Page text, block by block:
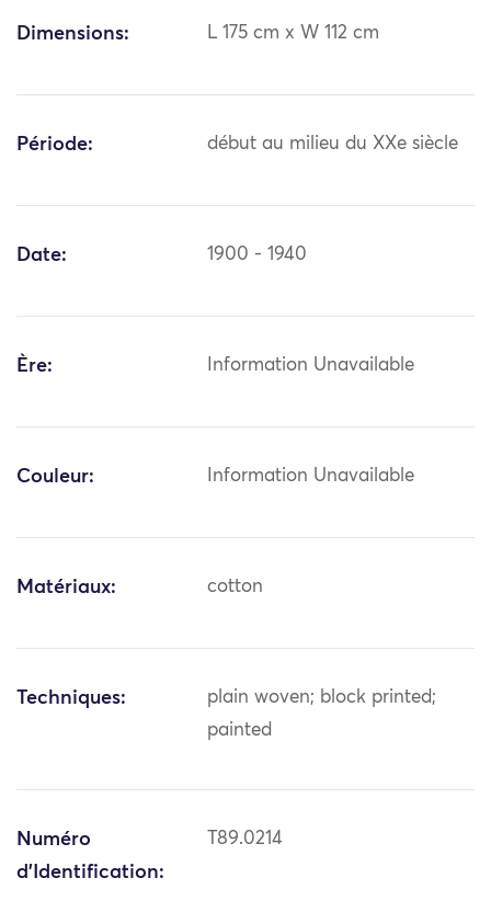
Dimensions: L 175 cm x W 112 cm
Période: début au milieu du XXe siècle
Date: 1900 - 1940
Ère: Information Unavailable
Couleur: Information Unavailable
Matériaux: cotton
Techniques:
plain woven; block printed;
painted
Numéro
d'Identification:
T89.0214